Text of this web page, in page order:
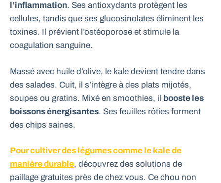
l’inflammation. Ses antioxydants protègent les
cellules, tandis que ses glucosinolates éliminent les
toxines. Il prévient l’ostéoporose et stimule la
coagulation sanguine.
Massé avec huile d’olive, le kale devient tendre dans
des salades. Cuit, il s’intègre à des plats mijotés,
soupes ou gratins. Mixé en smoothies, il booste les
boissons énergisantes. Ses feuilles rôties forment
des chips saines.
Pour cultiver des légumes comme le kale de
manière durable, découvrez des solutions de
paillage gratuites près de chez vous. Ce chou non